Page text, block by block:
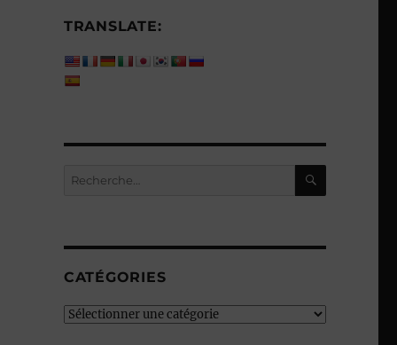
TRANSLATE:
Recherche
CATÉGORIES
Catégories